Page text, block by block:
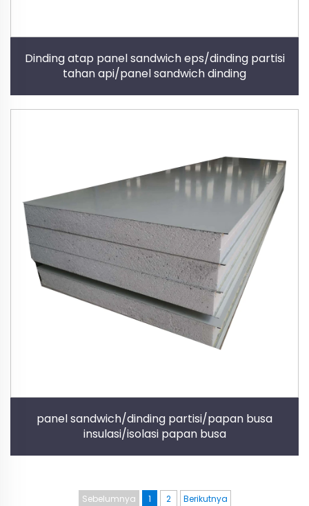
Dinding atap panel sandwich eps/dinding partisi
tahan api/panel sandwich dinding
panel sandwich/dinding partisi/papan busa
insulasi/isolasi papan busa
Sebelumnya 1 2 Berikutnya